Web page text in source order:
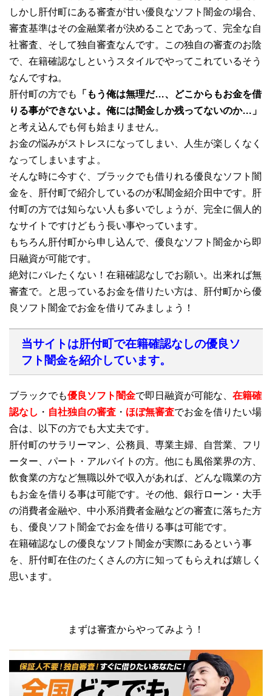
しかし肝付町にある審査が甘い優良なソフト闇金の場合、
審査基準はその金融業者が決めることであって、完全な自
社審査、そして独自審査なんです。この独自の審査のお陰
で、在籍確認なしというスタイルでやってこれているそう
なんですね。
肝付町の方でも
「もう俺は無理だ…、どこからもお金を借
りる事ができないよ。俺には闇金しか残ってないのか…」
と考え込んでも何も始まりません。
お金の悩みがストレスになってしまい、人生が楽しくなく
なってしまいますよ。
そんな時に今すぐ、ブラックでも借りれる優良なソフト闇
金を、肝付町で紹介しているのが私闇金紹介田中です。肝
付町の方では知らない人も多いでしょうが、完全に個人的
なサイトですけどもう長い事やっています。
もちろん肝付町から申し込んで、優良なソフト闇金から即
日融資が可能です。
絶対にバレたくない！在籍確認なしでお願い。出来れば無
審査で。と思っているお金を借りたい方は、肝付町から優
良ソフト闇金でお金を借りてみましょう！
当サイトは肝付町で在籍確認なしの優良ソ
フト闇金を紹介しています。
ブラックでも優良ソフト闇金で即日融資が可能な、 在籍確
認なし ・ 自社独自の審査 ・ ほぼ無審査でお金を借りたい場
合は、以下の方でも大丈夫です。
肝付町のサラリーマン、公務員、専業主婦、自営業、フリ
ーター、パート・アルバイトの方。他にも風俗業界の方、
飲食業の方など無職以外で収入があれば、どんな職業の方
もお金を借りる事は可能です。その他、銀行ローン・大手
の消費者金融や、中小系消費者金融などの審査に落ちた方
も、優良ソフト闇金でお金を借りる事は可能です。
在籍確認なしの優良なソフト闇金が実際にあるという事
を、肝付町在住のたくさんの方に知ってもらえれば嬉しく
思います。
まずは審査からやってみよう！